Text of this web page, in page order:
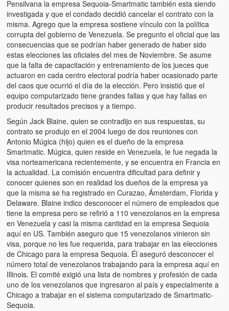
Chistes
Pensilvana la empresa Sequoia-Smartmatic también esta siendo
investigada y que el condado decidió cancelar el contrato con la
misma. Agrego que la empresa sostiene vínculo con la política
corrupta del gobierno de Venezuela. Se pregunto el oficial que las
consecuencias que se podrían haber generado de haber sido
estas elecciones las oficiales del mes de Noviembre. Se asume
que la falta de capacitación y entrenamiento de los jueces que
actuaron en cada centro electoral podría haber ocasionado parte
del caos que ocurrió el día de la elección. Pero insistió que el
equipo computarizado tiene grandes fallas y que hay fallas en
producir resultados precisos y a tiempo.
Según Jack Blaine, quien se contradijo en sus respuestas, su
contrato se produjo en el 2004 luego de dos reuniones con
Antonio Múgica (hijo) quien es el dueño de la empresa
Smartmatic. Múgica, quien reside en Venezuela, le fue negada la
visa norteamericana recientemente, y se encuentra en Francia en
la actualidad. La comisión encuentra dificultad para definir y
conocer quienes son en realidad los dueños de la empresa ya
que la misma se ha registrado en Curazao, Ámsterdam, Florida y
Delaware. Blaine indico desconocer el número de empleados que
tiene la empresa pero se refirió a 110 venezolanos en la empresa
en Venezuela y casi la misma cantidad en la empresa Sequoia
aquí en US. También aseguro que 15 venezolanos vinieron sin
visa, porque no les fue requerida, para trabajar en las elecciones
de Chicago para la empresa Sequoia. Él aseguró desconocer el
número total de venezolanos trabajando para la empresa aquí en
Illinois. El comité exigió una lista de nombres y profesión de cada
uno de los venezolanos que ingresaron al país y especialmente a
Chicago a trabajar en el sistema computarizado de Smartmatic-
Sequoia.